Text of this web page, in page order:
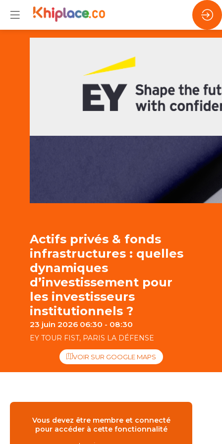
Actifs privés & fonds
infrastructures : quelles
dynamiques
d’investissement pour
les investisseurs
institutionnels ?
23 juin 2026 06:30 - 08:30
EY TOUR FIST, PARIS LA DÉFENSE
VOIR SUR GOOGLE MAPS
Vous devez être membre et connecté
pour accéder à cette fonctionnalité